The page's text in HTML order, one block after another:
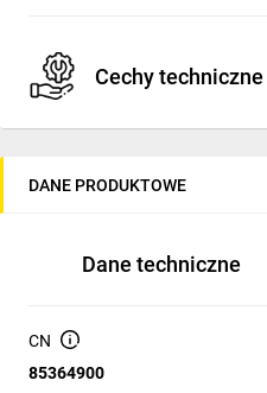
Cechy techniczne
Zakres pomiarowy
484 V.
Funkcje kontroli:
rozwiernych/zwiernych).
DANE PRODUKTOWE
Dane techniczne
CN
85364900